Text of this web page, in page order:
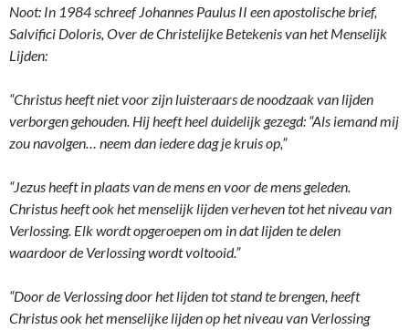
Noot: In 1984 schreef Johannes Paulus II een apostolische brief,
Salvifici Doloris, Over de Christelijke Betekenis van het Menselijk
Lijden:
“Christus heeft niet voor zijn luisteraars de noodzaak van lijden
verborgen gehouden. Hij heeft heel duidelijk gezegd: “Als iemand mij
zou navolgen… neem dan iedere dag je kruis op,”
“Jezus heeft in plaats van de mens en voor de mens geleden.
Christus heeft ook het menselijk lijden verheven tot het niveau van
Verlossing. Elk wordt opgeroepen om in dat lijden te delen
waardoor de Verlossing wordt voltooid.”
“Door de Verlossing door het lijden tot stand te brengen, heeft
Christus ook het menselijke lijden op het niveau van Verlossing